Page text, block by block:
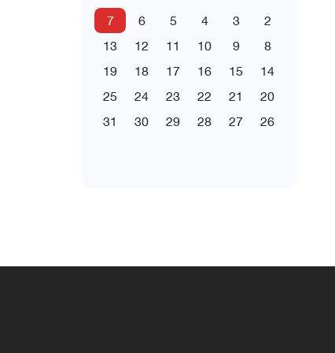
2
3
4
5
6
7
8
9
10
11
12
13
14
15
16
17
18
19
20
21
22
23
24
25
26
27
28
29
30
31